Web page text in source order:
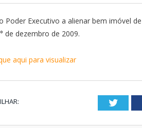
Poder Executivo a alienar bem imóvel
de dezembro de 2009.
aqui para visualizar